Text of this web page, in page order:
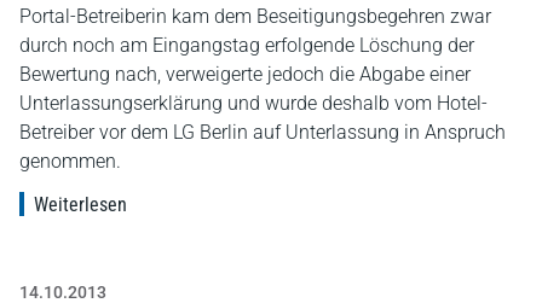
Portal-Betreiberin kam dem Beseitigungsbegehren zwar
durch noch am Eingangstag erfolgende Löschung der
Bewertung nach, verweigerte jedoch die Abgabe einer
Unterlassungserklärung und wurde deshalb vom Hotel-
Betreiber vor dem LG Berlin auf Unterlassung in Anspruch
genommen.
Weiterlesen
14.10.2013